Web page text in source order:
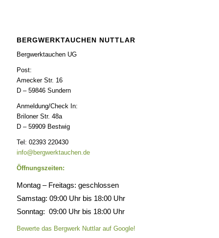
BERGWERKTAUCHEN NUTTLAR
Bergwerktauchen UG
Post:
Amecker Str. 16
D – 59846 Sundern
Anmeldung/Check In:
Briloner Str. 48a
D – 59909 Bestwig
Tel: 02393 220430
info@bergwerktauchen.de
Öffnungszeiten:
Montag – Freitags: geschlossen
Samstag: 09:00 Uhr bis 18:00 Uhr
Sonntag: 09:00 Uhr bis 18:00 Uhr
Bewerte das Bergwerk Nuttlar auf Google!